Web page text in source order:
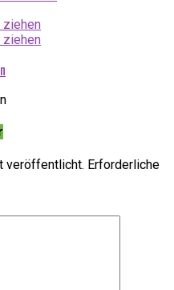
veröffentlicht. Erforderliche